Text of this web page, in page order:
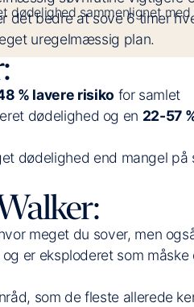
dødelighed sammenlignet med
det bedre at sove 6 timer
uregelmæssig plan.
% lavere risiko for samlet
dødelighed og en 22-57
dødelighed end mangel
meget du sover, men
er eksploderet som måske
som de fleste allerede